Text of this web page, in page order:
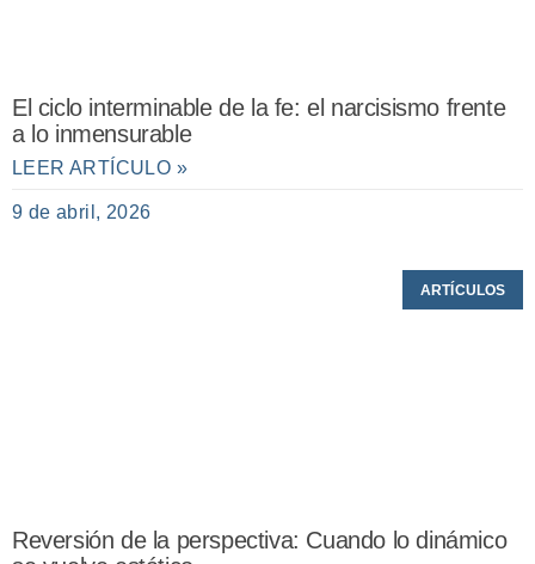
El ciclo interminable de la fe: el narcisismo frente
a lo inmensurable
LEER ARTÍCULO »
9 de abril, 2026
ARTÍCULOS
Reversión de la perspectiva: Cuando lo dinámico